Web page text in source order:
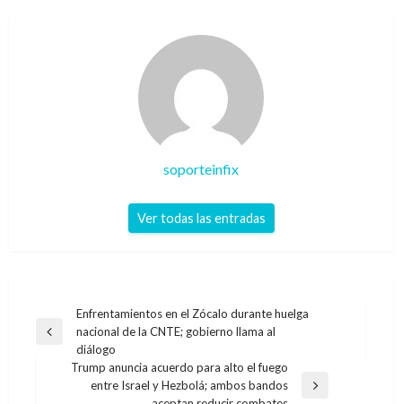
soporteinfix
Ver todas las entradas
Navegación
de
entradas
Entrada
Enfrentamientos en el Zócalo durante huelga
nacional de la CNTE; gobierno llama al
diálogo
Entrada
Trump anuncia acuerdo para alto el fuego
entre Israel y Hezbolá; ambos bandos